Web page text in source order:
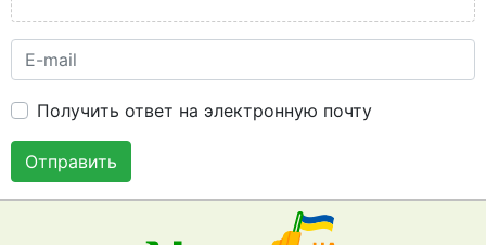
Получить ответ на электронную почту
Отправить